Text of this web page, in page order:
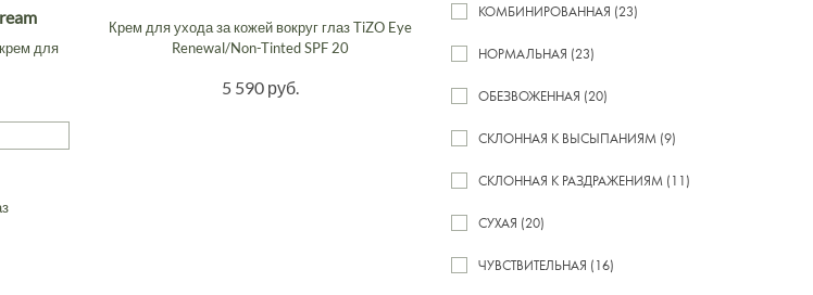
для
Крем для ухода за кожей вокруг глаз TiZO Eye
Renewal/Non-Tinted SPF 20
5 590 руб.
КОМБИНИРОВАННАЯ (23)
НОРМАЛЬНАЯ (23)
ОБЕЗВОЖЕННАЯ (20)
СКЛОННАЯ К ВЫСЫПАНИЯМ (9)
СКЛОННАЯ К РАЗДРАЖЕНИЯМ (11)
СУХАЯ (20)
ЧУВСТВИТЕЛЬНАЯ (16)